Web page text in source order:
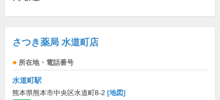
さつき薬局 水道町店
所在地・電話番号
水道町駅
熊本県熊本市中央区水道町8-2 [地図]